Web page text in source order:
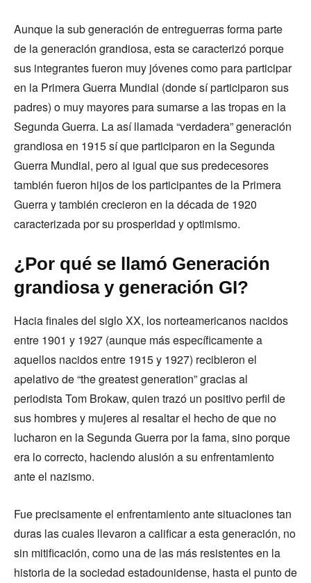
Aunque la sub generación de entreguerras forma parte
de la generación grandiosa, esta se caracterizó porque
sus integrantes fueron muy jóvenes como para participar
en la Primera Guerra Mundial (donde sí participaron sus
padres) o muy mayores para sumarse a las tropas en la
Segunda Guerra. La así llamada “verdadera” generación
grandiosa en 1915 sí que participaron en la Segunda
Guerra Mundial, pero al igual que sus predecesores
también fueron hijos de los participantes de la Primera
Guerra y también crecieron en la década de 1920
caracterizada por su prosperidad y optimismo.
¿Por qué se llamó Generación
grandiosa y generación GI?
Hacia finales del siglo XX, los norteamericanos nacidos
entre 1901 y 1927 (aunque más específicamente a
aquellos nacidos entre 1915 y 1927) recibieron el
apelativo de “the greatest generation” gracias al
periodista Tom Brokaw, quien trazó un positivo perfil de
sus hombres y mujeres al resaltar el hecho de que no
lucharon en la Segunda Guerra por la fama, sino porque
era lo correcto, haciendo alusión a su enfrentamiento
ante el nazismo.
Fue precisamente el enfrentamiento ante situaciones tan
duras las cuales llevaron a calificar a esta generación, no
sin mitificación, como una de las más resistentes en la
historia de la sociedad estadounidense, hasta el punto de